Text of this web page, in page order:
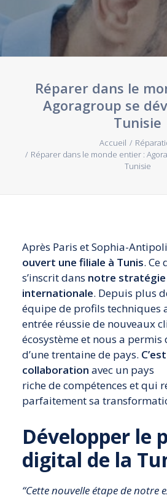
Webinaires et
Nos offres d’emploi
Contactez-nous
Réparer dans le
Agoragroup se
Tunisie
Accueil
Réparer dans le monde entier :
Tunisie
Après Paris et Sophia-
ouvert une filiale à Tunis. Ce
s’inscrit dans notre stratégie
internationale. Depuis plus
équipe de profils techniques
entrée réussie de nouveaux
écosystème et nous a permis
d’une trentaine de pays.
collaboration avec un pays
riche de compétences et qui
parfaitement sa
Développer le
digital de la
“Cette nouvelle étape de notre